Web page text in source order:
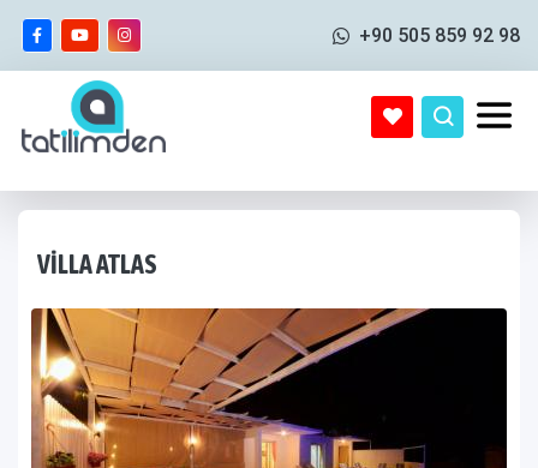
+90 505 859 92 98
VILLA ATLAS